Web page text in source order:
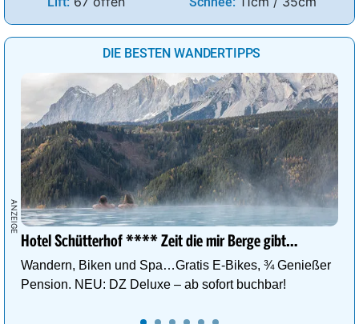
DIE BESTEN WANDERTIPPS
Hotel Schütterhof **** Zeit die mir Berge gibt…
Wandern, Biken und Spa…Gratis E-Bikes, ¾ Genießer
Pension. NEU: DZ Deluxe – ab sofort buchbar!